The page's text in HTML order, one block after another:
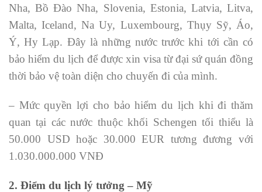
Nha, Bồ Đào Nha, Slovenia, Estonia, Latvia, Litva,
Malta, Iceland, Na Uy, Luxembourg, Thụy Sỹ, Áo,
Ý, Hy Lạp. Đây là những nước trước khi tới cần có
bảo hiểm du lịch để được xin visa từ đại sứ quán đồng
thời bảo vệ toàn diện cho chuyến đi của mình.
– Mức quyền lợi cho bảo hiểm du lịch khi đi thăm
quan tại các nước thuộc khối Schengen tối thiểu là
50.000 USD hoặc 30.000 EUR tương đương với
1.030.000.000 VNĐ
2. Điểm du lịch lý tưởng – Mỹ